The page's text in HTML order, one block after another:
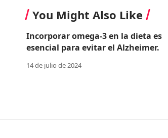
You Might Also Like
Incorporar omega-3 en la dieta es
esencial para evitar el Alzheimer.
14 de julio de 2024